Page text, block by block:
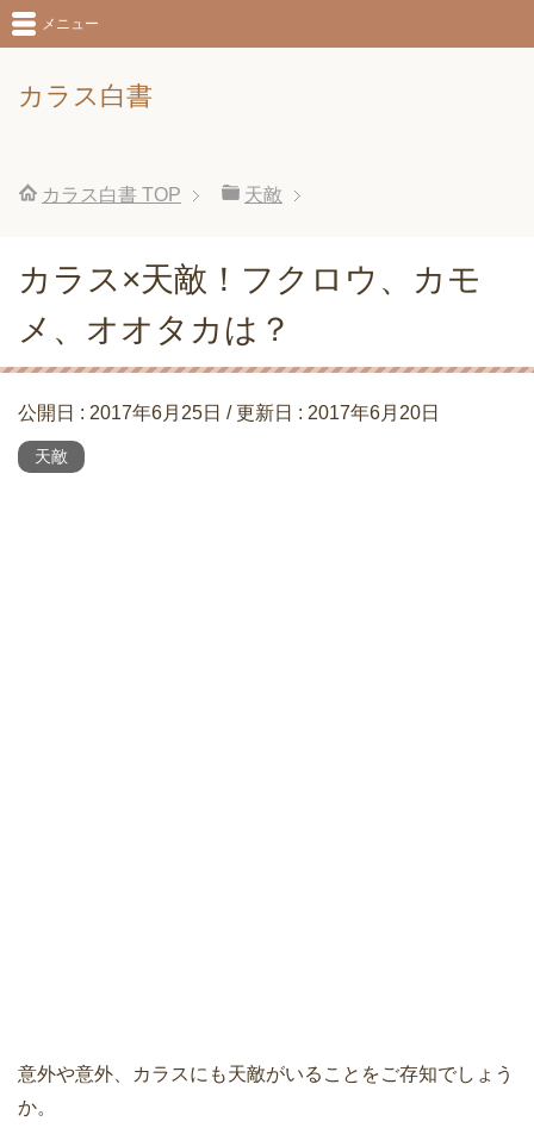
カラス白書
メニュー
カラス白書 TOP 天敵
カラス×天敵！フクロウ、カモ
メ、オオタカは？
公開日 : 2017年6月25日 / 更新日 : 2017年6月20日
天敵
意外や意外、カラスにも天敵がいることをご存知でしょう
か。